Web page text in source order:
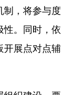
教学
情，
性与